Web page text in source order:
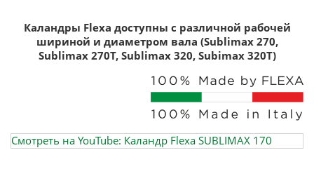
Каландры Flexa доступны с различной рабочей
шириной и диаметром вала (Sublimax 270,
Sublimax 270T, Sublimax 320, Subimax 320T)
Смотреть на YouTube: Каландр Flexa SUBLIMAX 170